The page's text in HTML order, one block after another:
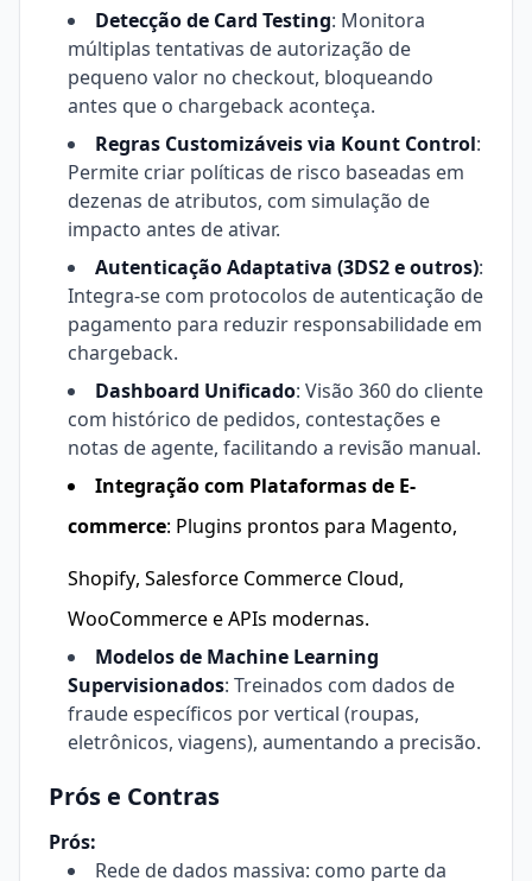
Detecção de Card Testing: Monitora
múltiplas tentativas de autorização de
pequeno valor no checkout, bloqueando
antes que o chargeback aconteça.
Regras Customizáveis via Kount Control:
Permite criar políticas de risco baseadas em
dezenas de atributos, com simulação de
impacto antes de ativar.
Autenticação Adaptativa (3DS2 e outros):
Integra-se com protocolos de autenticação de
pagamento para reduzir responsabilidade em
chargeback.
Dashboard Unificado: Visão 360 do cliente
com histórico de pedidos, contestações e
notas de agente, facilitando a revisão manual.
Integração com Plataformas de E-
commerce: Plugins prontos para Magento,
Shopify, Salesforce Commerce Cloud,
WooCommerce e APIs modernas.
Modelos de Machine Learning
Supervisionados: Treinados com dados de
fraude específicos por vertical (roupas,
eletrônicos, viagens), aumentando a precisão.
Prós e Contras
Prós:
Rede de dados massiva: como parte da